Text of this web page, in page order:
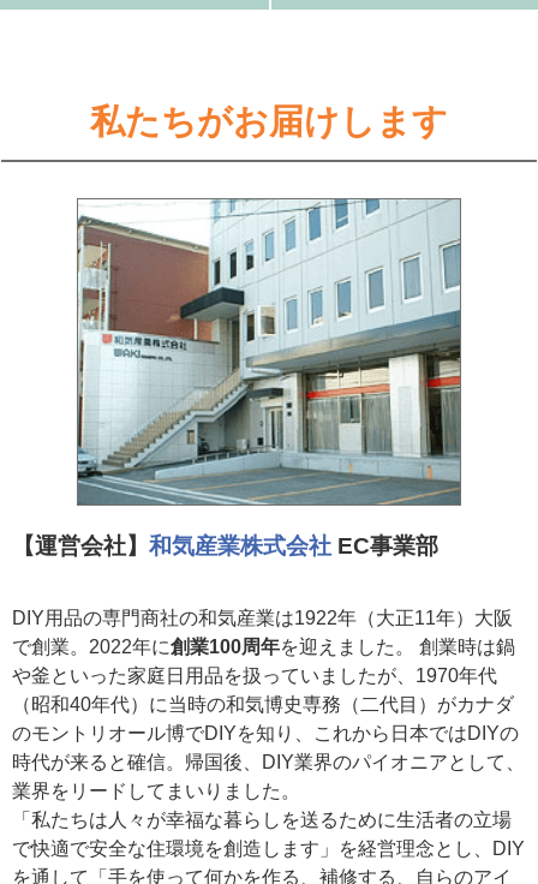
私たちがお届けします
【運営会社】 和気産業株式会社 EC事業部
DIY用品の専門商社の和気産業は1922年（大正11年）大阪
で創業。2022年に創業100周年を迎えました。 創業時は鍋
や釜といった家庭日用品を扱っていましたが、1970年代
（昭和40年代）に当時の和気博史専務（二代目）がカナダ
のモントリオール博でDIYを知り、これから日本ではDIYの
時代が来ると確信。帰国後、DIY業界のパイオニアとして、
業界をリードしてまいりました。
「私たちは人々が幸福な暮らしを送るために生活者の立場
で快適で安全な住環境を創造します」を経営理念とし、DIY
を通して「手を使って何かを作る、補修する、自らのアイ